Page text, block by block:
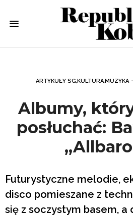
ARTYKUŁY SG,KULTURA,MUZYKA
Albumy,
posłuchać:
Futurystyczne melodie,
disco pomieszane z
się z soczystym basem, a